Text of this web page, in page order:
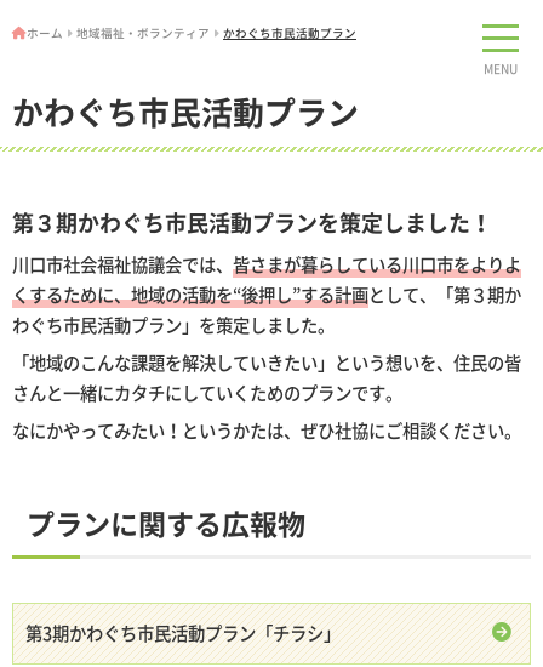
MENU
ホーム 地域福祉・ボランティア かわぐち市民活動プラン
かわぐち市民活動プラン
第３期かわぐち市民活動プランを策定しました！
川口市社会福祉協議会では、 皆さまが暮らしている川口市をよりよ
くするために、地域の活動を“後押し”する計画として、「第３期か
わぐち市民活動プラン」を策定しました。
「地域のこんな課題を解決していきたい」という想いを、住民の皆
さんと一緒にカタチにしていくためのプランです。
なにかやってみたい！というかたは、ぜひ社協にご相談ください。
プランに関する広報物
第3期かわぐち市民活動プラン「チラシ」